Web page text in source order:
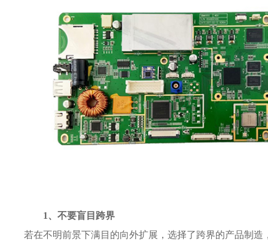
1、不要盲目跨界
若在不明前景下满目的向外扩展，选择了跨界的产品制